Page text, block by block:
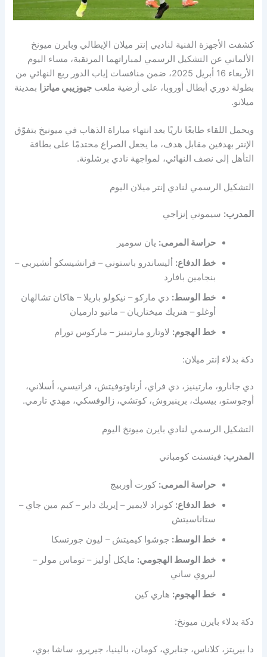
كشفت الأجهزة الفنية لناديي إنتر ميلان الإيطالي وبايرن ميونخ
الألماني عن التشكيل الرسمي لمباراتهما المرتقبة، مساء اليوم
الأربعاء 16 أبريل 2025، ضمن منافسات إياب الدور ربع النهائي من
بطولة دوري أبطال أوروبا، على أرضية ملعبجيوزيبي مياتزا
بمدينة
ميلانو.
ويحمل اللقاء طابعًا ناريًا بعد انتهاء مباراة الذهاب في ميونيخ بتفوّق
الإنتر بهدفين مقابل هدف، ما يجعل الصراع محتدمًا على بطاقة
التأهل إلى نصف النهائي، لمواجهة نادي برشلونة.
التشكيل الرسمي لنادي إنتر ميلان اليوم
المدرب: سيموني إنزاجي
حراسة المرمى: يان سومير
خط الدفاع: أليساندرو باستوني – فرانشيسكو أتشيربي –
بنجامين بافارد
خط الوسط: دي ماركو – نيكولو باريلا – هاكان تشالهان
أوغلو – هنريك ميختاريان – ماتيو دارميان
خط الهجوم: لاوتارو مارتينيز – ماركوس تورام
دكة بدلاء إنتر ميلان:
دي جانارو، مارتينيز، دي فراي، أرناوتوفيتش، فراتيسي، أسلاني،
أوجوستو، بيسيك، برينبروش، كوتشي، زالوفسكي، مهدي تارمي.
التشكيل الرسمي لنادي بايرن ميونخ اليوم
المدرب: فينسنت كومباني
حراسة المرمى: كورت أوربيج
خط الدفاع: كونراد لايمير – إيريك داير – كيم مين جاي –
ستاناسيتش
خط الوسط: جوشوا كيميتش – ليون جورتسكا
خط الوسط الهجومي: مايكل أوليز – توماس مولر –
ليروي ساني
خط الهجوم: هاري كين
دكة بدلاء بايرن ميونخ:
دا بيريتز، كلاناس، جنابري، كومان، بالينيا، جيريرو، ساشا بوي،